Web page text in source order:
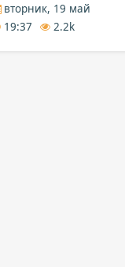
вторник, 19 май
19:37
2.2k